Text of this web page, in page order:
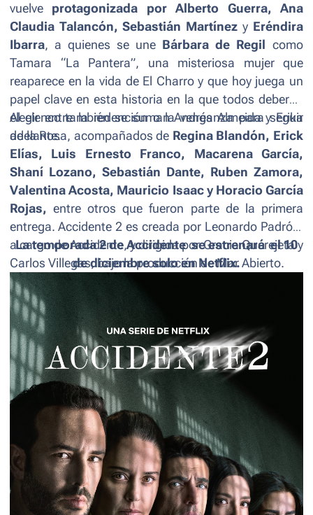
vuelve protagonizada por Alberto Guerra, Ana
Claudia Talancón, Sebastián Martínez y Eréndira
Ibarra, a quienes se une Bárbara de Regil como
Tamara “La Pantera”, una misteriosa mujer que
reaparece en la vida de El Charro y que hoy juega un
papel clave en esta historia en la que todos deberán
elegir entre la redención o la venganza para seguir
adelante.
Al elenco también se suman Andrés Almeida y Erika
de la Rosa, acompañados de Regina Blandón, Erick
Elías, Luis Ernesto Franco, Macarena García,
Shaní Lozano, Sebastián Dante, Ruben Zamora,
Valentina Acosta, Mauricio Isaac y Horacio García
Rojas, entre otros que fueron parte de la primera
entrega. Accidente 2 es creada por Leonardo Padrón,
a cargo deAccidente, y dirigida por Gracia Querejeta y
Carlos Villegas, bajo la producción de Mar Abierto.
La temporada 2 deAccidentese estrenará el 10
de diciembre solo en Netflix.